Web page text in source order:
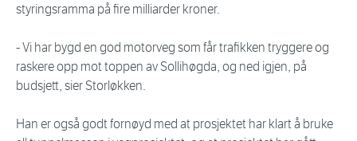
styringsramma på fire milliarder kroner.
- Vi har bygd en god motorveg som får trafikken tryggere og
raskere opp mot toppen av Sollihøgda, og ned igjen, på
budsjett, sier Storløkken.
Han er også godt fornøyd med at prosjektet har klart å bruke